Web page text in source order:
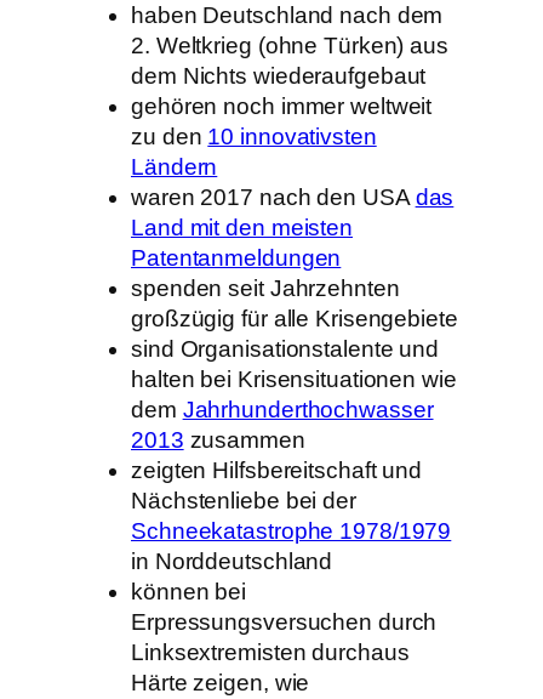
haben Deutschland nach dem
2. Weltkrieg (ohne Türken) aus
dem Nichts wiederaufgebaut
gehören noch immer weltweit
zu den 10 innovativsten
Ländern
waren 2017 nach den USA das
Land mit den meisten
Patentanmeldungen
spenden seit Jahrzehnten
großzügig für alle Krisengebiete
sind Organisationstalente und
halten bei Krisensituationen wie
dem Jahrhunderthochwasser
2013 zusammen
zeigten Hilfsbereitschaft und
Nächstenliebe bei der
Schneekatastrophe 1978/1979
in Norddeutschland
können bei
Erpressungsversuchen durch
Linksextremisten durchaus
Härte zeigen, wie